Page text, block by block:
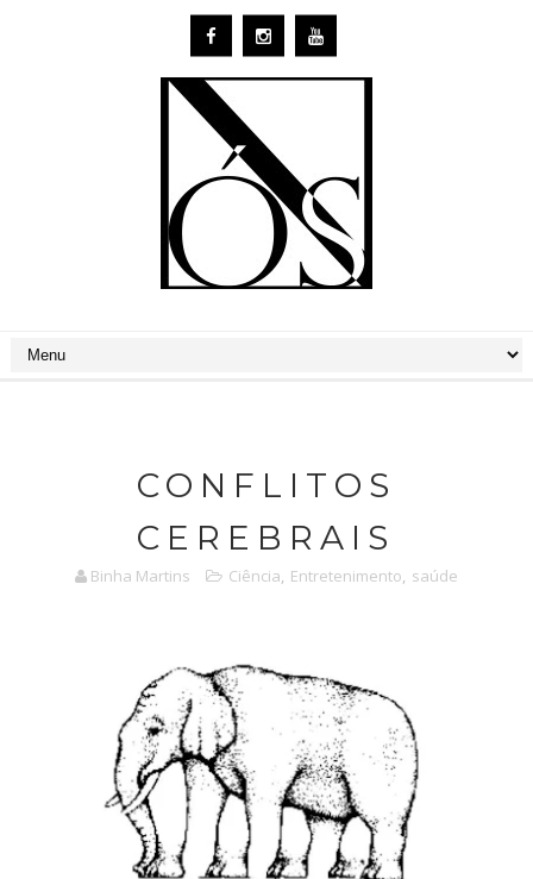
CONFLITOS
CEREBRAIS
Binha Martins Ciência, Entretenimento, saúde